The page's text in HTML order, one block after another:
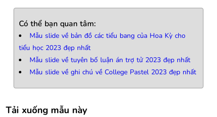
Có thể bạn quan tâm:
Mẫu slide về bản đồ các tiểu bang của Hoa Kỳ cho
tiểu học 2023 đẹp nhất
Mẫu slide về tuyên bố luận án trợ tử 2023 đẹp nhất
Mẫu slide về ghi chú về College Pastel 2023 đẹp nhất
Tải xuống mẫu này